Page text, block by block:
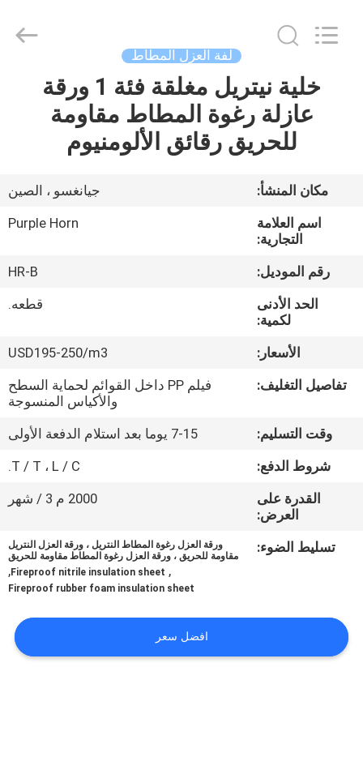
منزل،
معلومات
جولة
المعمل
الجودة
اتصل
مدونات
اطلب
اقتباس
Commerce
لفة العزل المطاط
خلية نيتريل مغلقة فئة 1 ورقة
عازلة رغوة المطاط مقاومة
للحريق رقائق الألومنيوم
مكان المنشأ:
جيانغسو ، الصين
اسم العلامة
التجارية:
Purple Horn
رقم الموديل:
HR-B
الحد الأدنى
لكمية:
قطعه.
الأسعار:
USD195-250/m3
تفاصيل التغليف:
فيلم PP داخل القوائم لحماية السطح
والأكياس المنسوجة
وقت التسليم:
7-15 يوما بعد استلام الدفعة الأولى
شروط الدفع:
T / T ، L / C.
القدرة على
العرض:
2000 م 3 / شهر
تسليط الضوء:
ورقة العزل رغوة المطاط النتريل ، ورقة العزل النتريل
مقاومة للحريق ، ورقة العزل رغوة المطاط مقاومة للحريق
,
Fireproof nitrile insulation sheet
,
Fireproof rubber foam insulation sheet
افضل سعر